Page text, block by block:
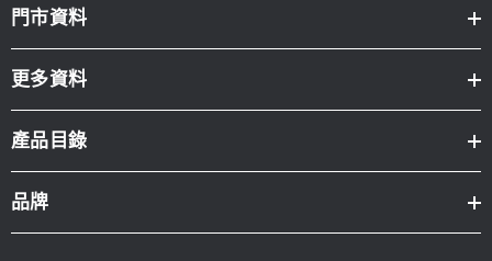
門市資料
更多資料
產品目錄
品牌